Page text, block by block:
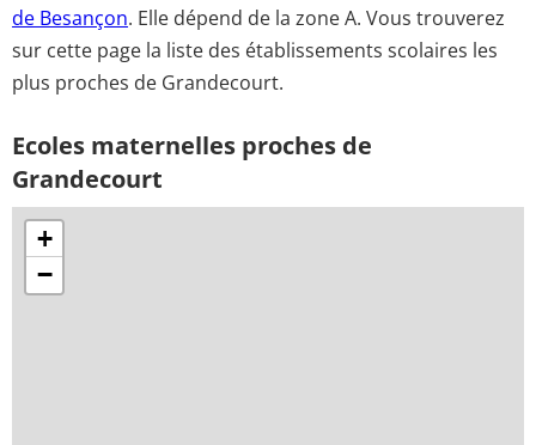
de Besançon. Elle dépend de la zone A. Vous trouverez
sur cette page la liste des établissements scolaires les
plus proches de Grandecourt.
Ecoles maternelles proches de
Grandecourt
+
−